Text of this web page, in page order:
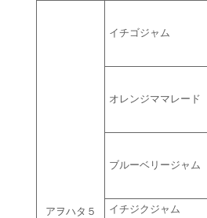
アヲハタ５
イチゴジャム
オレンジママレード
ブルーベリージャム
イチジクジャム